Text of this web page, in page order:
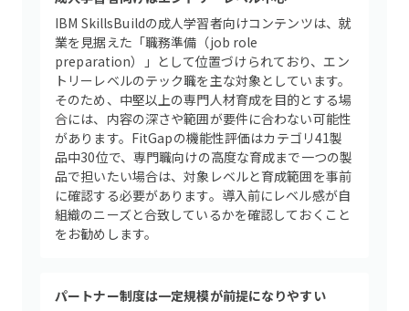
IBM SkillsBuildの成人学習者向けコンテンツは、就
業を見据えた「職務準備（job role
preparation）」として位置づけられており、エン
トリーレベルのテック職を主な対象としています。
そのため、中堅以上の専門人材育成を目的とする場
合には、内容の深さや範囲が要件に合わない可能性
があります。FitGapの機能性評価はカテゴリ41製
品中30位で、専門職向けの高度な育成まで一つの製
品で担いたい場合は、対象レベルと育成範囲を事前
に確認する必要があります。導入前にレベル感が自
組織のニーズと合致しているかを確認しておくこと
をお勧めします。
パートナー制度は一定規模が前提になりやすい